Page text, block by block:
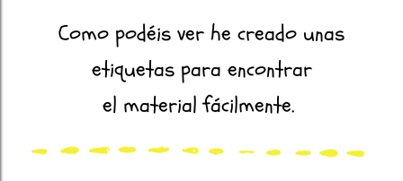
Como podéis ver he creado unas
etiquetas para encontrar
el material fácilmente.